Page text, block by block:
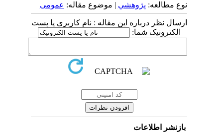
نوع مطالعه:پژوهشي| موضوع مقاله:عمومى
ارسال نظر درباره این مقاله : نام کاربری یا پست
الکترونیک شما:
بازنشر اطلاعات